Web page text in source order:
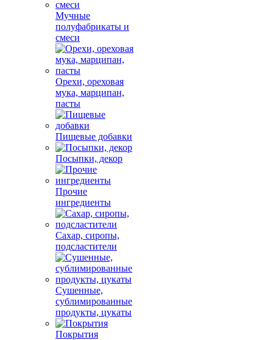
Мучные
полуфабрикаты и
смеси
Орехи, ореховая
мука, марципан,
пасты
Пищевые добавки
Посыпки, декор
Прочие
ингредиенты
Сахар, сиропы,
подсластители
Сушенные,
сублимированные
продукты, цукаты
Покрытия